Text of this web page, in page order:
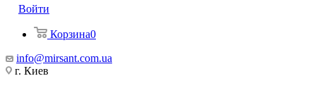
Войти
Корзина0
info@mirsant.com.ua
г. Киев